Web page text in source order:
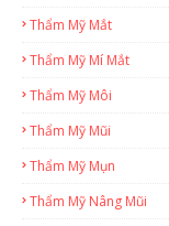
Thẩm Mỹ Mắt
Thẩm Mỹ Mí Mắt
Thẩm Mỹ Môi
Thẩm Mỹ Mũi
Thẩm Mỹ Mụn
Thẩm Mỹ Nâng Mũi